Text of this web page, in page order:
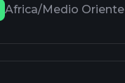
Africa/Medio Oriente